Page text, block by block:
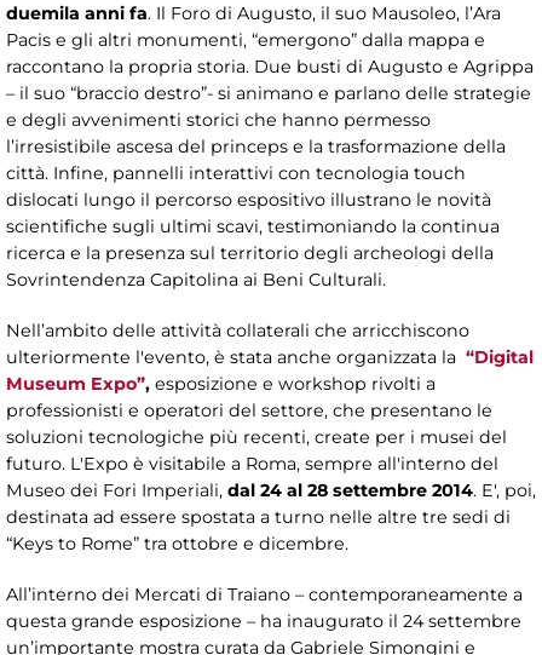
duemila anni fa. Il Foro di Augusto, il suo Mausoleo, l’Ara
Pacis e gli altri monumenti, “emergono” dalla mappa e
raccontano la propria storia. Due busti di Augusto e Agrippa
– il suo “braccio destro”- si animano e parlano delle strategie
e degli avvenimenti storici che hanno permesso
l’irresistibile ascesa del princeps e la trasformazione della
città. Infine, pannelli interattivi con tecnologia touch
dislocati lungo il percorso espositivo illustrano le novità
scientifiche sugli ultimi scavi, testimoniando la continua
ricerca e la presenza sul territorio degli archeologi della
Sovrintendenza Capitolina ai Beni Culturali.
Nell’ambito delle attività collaterali che arricchiscono
ulteriormente l'evento, è stata anche organizzata la “Digital
Museum Expo”, esposizione e workshop rivolti a
professionisti e operatori del settore, che presentano le
soluzioni tecnologiche più recenti, create per i musei del
futuro. L'Expo è visitabile a Roma, sempre all'interno del
Museo dei Fori Imperiali, dal 24 al 28 settembre 2014. E', poi,
destinata ad essere spostata a turno nelle altre tre sedi di
“Keys to Rome” tra ottobre e dicembre.
All’interno dei Mercati di Traiano – contemporaneamente a
questa grande esposizione – ha inaugurato il 24 settembre
un’importante mostra curata da Gabriele Simongini e